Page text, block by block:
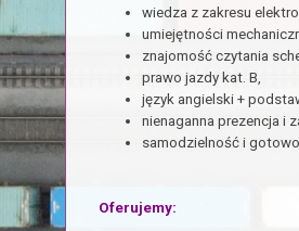
wiedza z zakresu
umiejętności
znajomość czytania
prawo jazdy kat. B,
język angielski +
nienaganna prezencja i
samodzielność i
Oferujemy: